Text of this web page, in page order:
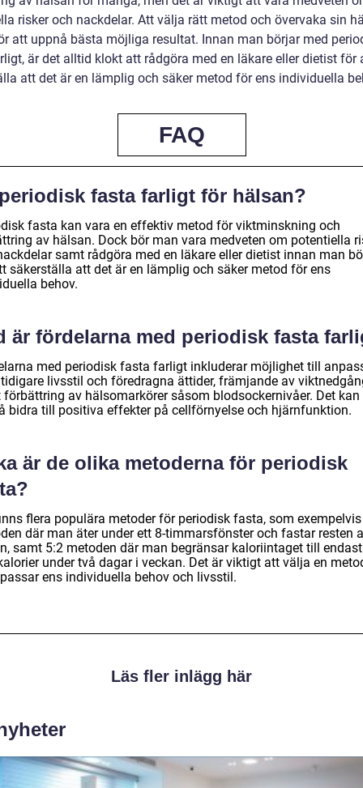
risker och nackdelar. Att välja rätt metod och övervaka sin
att uppnå bästa möjliga resultat. Innan man börjar med
är det alltid klokt att rådgöra med en läkare eller dietist för
att det är en lämplig och säker metod för ens individuella
FAQ
fasta farligt för hälsan?
fasta kan vara en effektiv metod för viktminskning och
av hälsan. Dock bör man vara medveten om potentiella
samt rådgöra med en läkare eller dietist innan man
säkerställa att det är en lämplig och säker metod för ens
behov.
är fördelarna med periodisk fasta
med periodisk fasta farligt inkluderar möjlighet till
livsstil och föredragna ättider, främjande av
förbättring av hälsomarkörer såsom blodsockernivåer. Det kan
bidra till positiva effekter på cellförnyelse och hjärnfunktion.
är de olika metoderna för periodisk
flera populära metoder för periodisk fasta, som
där man äter under ett 8-timmarsfönster och fastar resten
samt 5:2 metoden där man begränsar kaloriintaget till
under två dagar i veckan. Det är viktigt att välja en
ens individuella behov och livsstil.
Läs fler inlägg här